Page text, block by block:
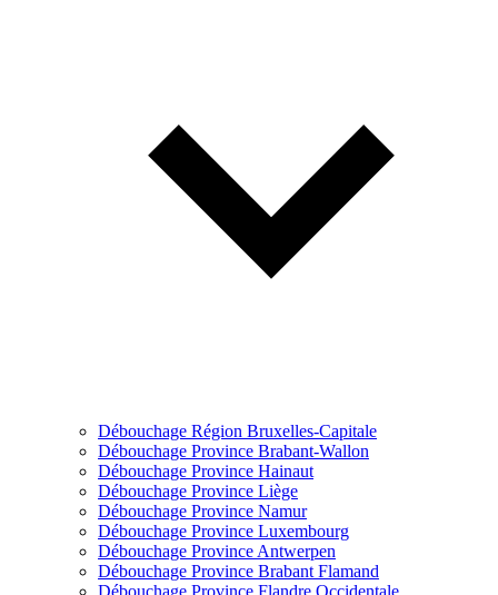
Débouchage Région Bruxelles-Capitale
Débouchage Province Brabant-Wallon
Débouchage Province Hainaut
Débouchage Province Liège
Débouchage Province Namur
Débouchage Province Luxembourg
Débouchage Province Antwerpen
Débouchage Province Brabant Flamand
Débouchage Province Flandre Occidentale